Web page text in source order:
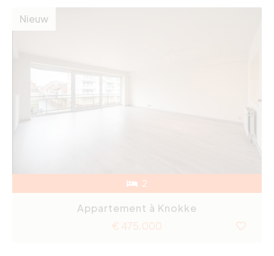
Nieuw
2
Appartement à Knokke
€ 475.000